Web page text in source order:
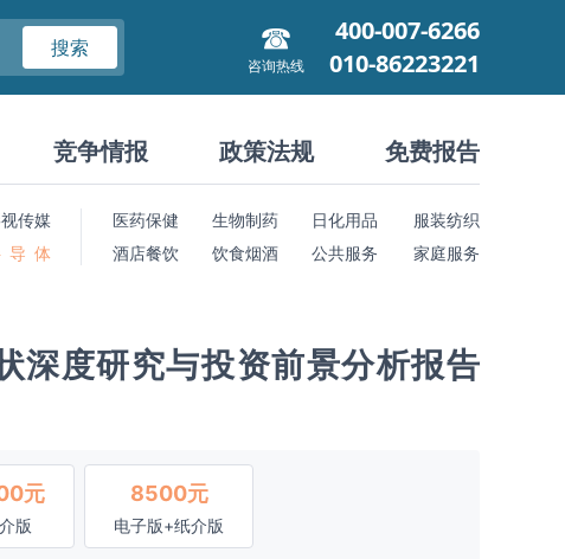
搜索
咨询热线
400-007-6266
010-86223221
竞争情报 政策法规 免费报告
传媒
导 体
医药保健 生物制药 日化用品
服装纺织
酒店餐饮
饮食烟酒 公共服务 家庭服务
深度研究与投资前景分析报告
元
版
8500元
电子版+纸介版